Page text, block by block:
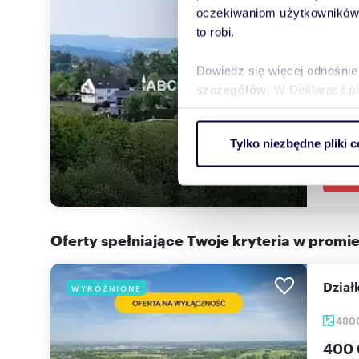
oczekiwaniom
to robi.
Dowiedz się więcej
szczegółów . W Deklaracji
ruch w naszej witrynie.
reklamowym i
uzyskanymi podczas
Tylko niezbędne pliki
Oferty spełniające Twoje kryteria w
WYRÓŻNIONE
400